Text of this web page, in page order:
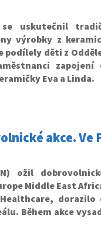
se uskutečnil
výrobky z
podílely děti z
zapojení
Eva a Linda.
akce. Ve
ožil
Middle East
dorazilo
Během akce